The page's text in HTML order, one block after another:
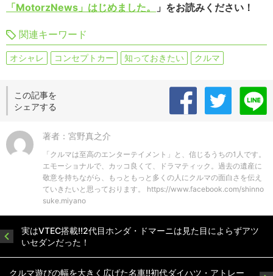
「MotorzNews」はじめました。
」をお読みください！
関連キーワード
オシャレ コンセプトカー 知っておきたい クルマ
この記事を
シェアする
著者：宮野真之介
「クルマは至高のエンターテイメント」と、信じるうちの1人です。
エモーショナルで、カッコ良くて、ドラマティック。過去の遺産に
敬意を持ちながら、もっともっと多くの人にクルマの面白さを伝え
ていきたいと思っております。 https://www.facebook.com/shinno
suke.miyano
実はVTEC搭載!!2代目ホンダ・ドマーニは見た目によらずアツ
いセダンだった！
クルマ遊びの幅を大きく広げた名車!!初代ダイハツ・アトレー